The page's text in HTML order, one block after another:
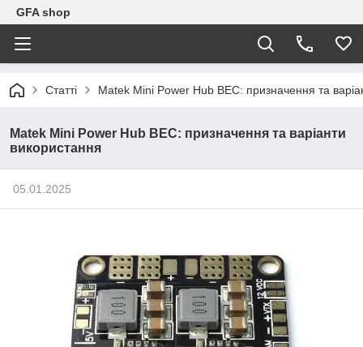
GFA shop
Статті Matek Mini Power Hub BEC: призначення та
Matek Mini Power Hub BEC: призначення та варіанти
використання
05.01.2025